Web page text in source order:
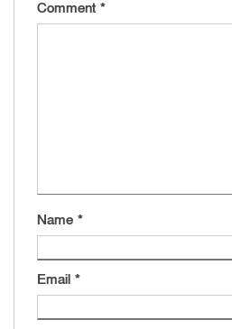
Comment *
Name *
Email *